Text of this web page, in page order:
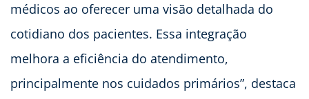
médicos ao oferecer uma visão detalhada do
cotidiano dos pacientes. Essa integração
melhora a eficiência do atendimento,
principalmente nos cuidados primários”, destaca